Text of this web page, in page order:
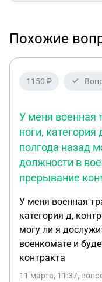
Похожие
1150 ₽
У меня военная
ноги, категория
полгода назад
должности в
прерывание
У меня военная
категория д,
могу ли я
военкомате и
контракта
11 марта, 11:37,